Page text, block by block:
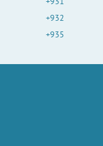
+932
+935